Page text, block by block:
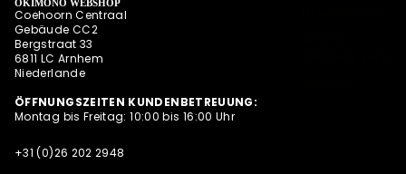
OKIMONO WEBSHOP
Coehoorn Centraal
Gebäude CC2
Bergstraat 33
6811 LC Arnhem
Niederlande
ÖFFNUNGSZEITEN KUNDENBETREUUNG:
Montag bis Freitag: 10:00 bis 16:00 Uhr
+31 (0)26 202 2948